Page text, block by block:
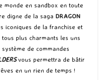
monde en sandbox en toute
digne de la saga DRAGON
iconiques de la franchise et
plus charmants les uns
de commandes
vous permettra de bâtir
en un rien de temps !